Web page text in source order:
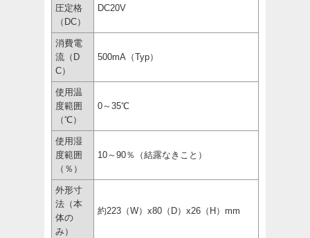
圧定格
（DC）
DC20V
消費電
流（D
C）
500mA（Typ）
使用温
度範囲
（℃）
0～35℃
使用湿
度範囲
（％）
10～90％（結露なきこと）
外形寸
法（本
体の
み）
約223（W）x80（D）x26（H）mm